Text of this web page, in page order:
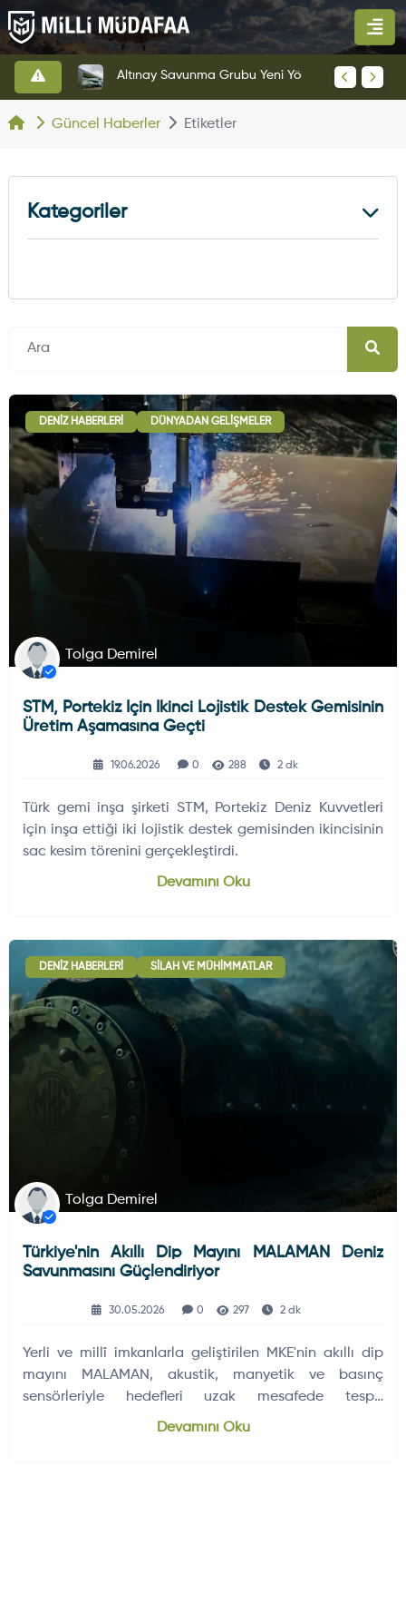
Güncel Haberler Etiketler
DENIZ HABERLERI DÜNYADAN GELIŞMELER
Tolga Demirel
STM, Portekiz Için Ikinci Lojistik Destek Gemisinin
Üretim Aşamasına Geçti
19.06.2026 0 288 2 dk
Türk gemi inşa şirketi STM, Portekiz Deniz Kuvvetleri
için inşa ettiği iki lojistik destek gemisinden ikincisinin
sac kesim törenini gerçekleştirdi.
Devamını Oku
DENIZ HABERLERI SILAH VE MÜHIMMATLAR
Tolga Demirel
Türkiye'nin Akıllı Dip Mayını MALAMAN Deniz
Savunmasını Güçlendiriyor
30.05.2026 0 297 2 dk
Yerli ve millî imkanlarla geliştirilen MKE'nin akıllı dip
mayını MALAMAN, akustik, manyetik ve basınç
sensörleriyle hedefleri uzak mesafede tespit
Devamını Oku
Kategoriler
Deniz Haberleri 223
Uydu ve Uzay Haberi
Füze ve Roketler 226
Dünyadan Gelişmeler